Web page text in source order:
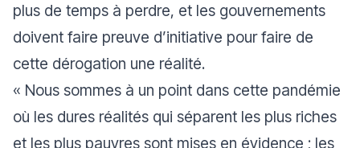
plus de temps à perdre, et les gouvernements
doivent faire preuve d’initiative pour faire de
cette dérogation une réalité.
« Nous sommes à un point dans cette pandémie
où les dures réalités qui séparent les plus riches
et les plus pauvres sont mises en évidence ; les